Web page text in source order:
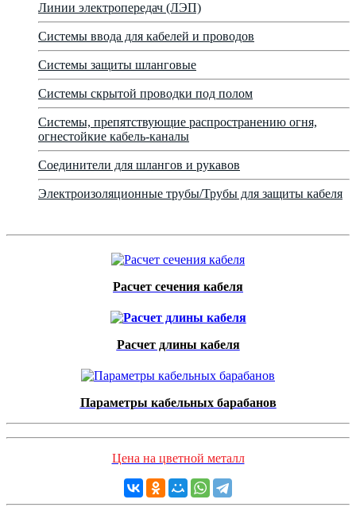
Линии электропередач (ЛЭП)
Системы ввода для кабелей и проводов
Системы защиты шланговые
Системы скрытой проводки под полом
Системы, препятствующие распространению огня,
огнестойкие кабель-каналы
Соединители для шлангов и рукавов
Электроизоляционные трубы/Трубы для защиты кабеля
Расчет сечения кабеля
Расчет длины кабеля
Параметры кабельных барабанов
Цена на цветной металл